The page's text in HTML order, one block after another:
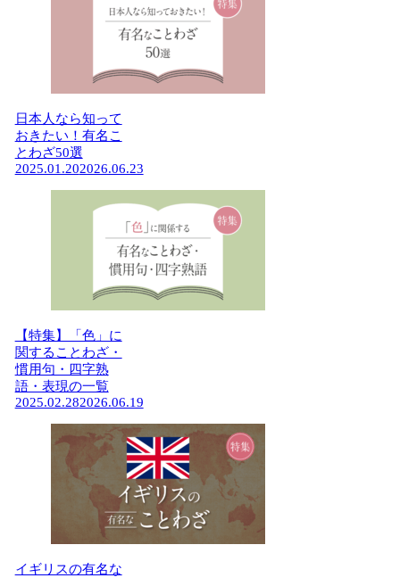
日本人なら知って
おきたい！有名こ
とわざ50選
2025.01.202026.06.23
【特集】「色」に
関することわざ・
慣用句・四字熟
語・表現の一覧
2025.02.282026.06.19
イギリスの有名な